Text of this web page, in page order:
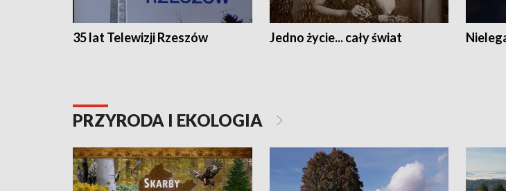
35 lat Telewizji Rzeszów Jedno życie... cały świat
PRZYRODA I EKOLOGIA